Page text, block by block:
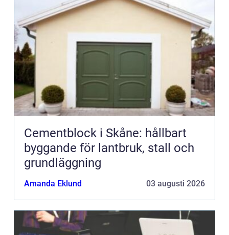
Cementblock i Skåne: hållbart
byggande för lantbruk, stall och
grundläggning
Amanda Eklund 03 augusti 2026